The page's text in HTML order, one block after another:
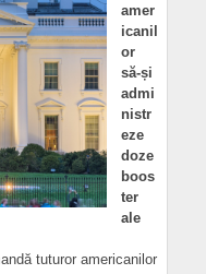
amer
icanil
or
să-și
admi
nistr
eze
doze
boos
ter
ale
tuturor americanilor